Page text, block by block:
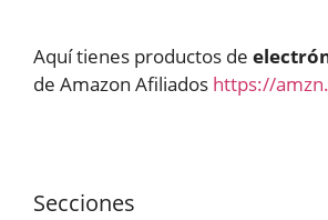
Aquí tienes productos de
de Amazon Afiliados https://
Secciones